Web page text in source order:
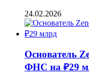
24.02.2026
Основатель
ФНС на ₽29